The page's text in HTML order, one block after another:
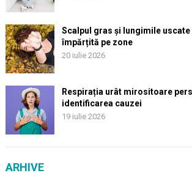
Scalpul gras și lungimile
împărțită pe zone
20 iulie 2026
Respirația urât mirositoare
identificarea cauzei
19 iulie 2026
ARHIVE